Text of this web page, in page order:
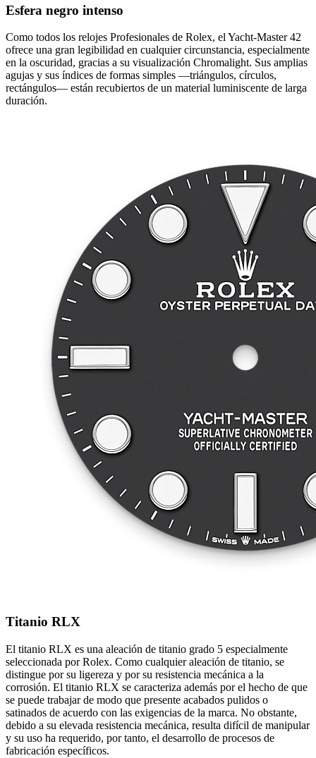
Esfera negro intenso
Como todos los relojes Profesionales de Rolex, el Yacht-Master 42
ofrece una gran legibilidad en cualquier circunstancia, especialmente
en la oscuridad, gracias a su visualización Chromalight. Sus amplias
agujas y sus índices de formas simples —triángulos, círculos,
rectángulos— están recubiertos de un material luminiscente de larga
duración.
Titanio RLX
El titanio RLX es una aleación de titanio grado 5 especialmente
seleccionada por Rolex. Como cualquier aleación de titanio, se
distingue por su ligereza y por su resistencia mecánica a la
corrosión. El titanio RLX se caracteriza además por el hecho de que
se puede trabajar de modo que presente acabados pulidos o
satinados de acuerdo con las exigencias de la marca. No obstante,
debido a su elevada resistencia mecánica, resulta difícil de manipular
y su uso ha requerido, por tanto, el desarrollo de procesos de
fabricación específicos.